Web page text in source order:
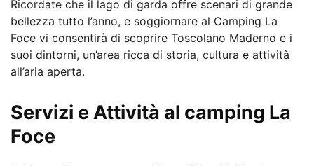
Ricordate che il lago di garda offre scenari di grande
bellezza tutto l’anno, e soggiornare al Camping La
Foce vi consentirà di scoprire Toscolano Maderno e i
suoi dintorni, un’area ricca di storia, cultura e attività
all’aria aperta.
Servizi e Attività al camping La
Foce